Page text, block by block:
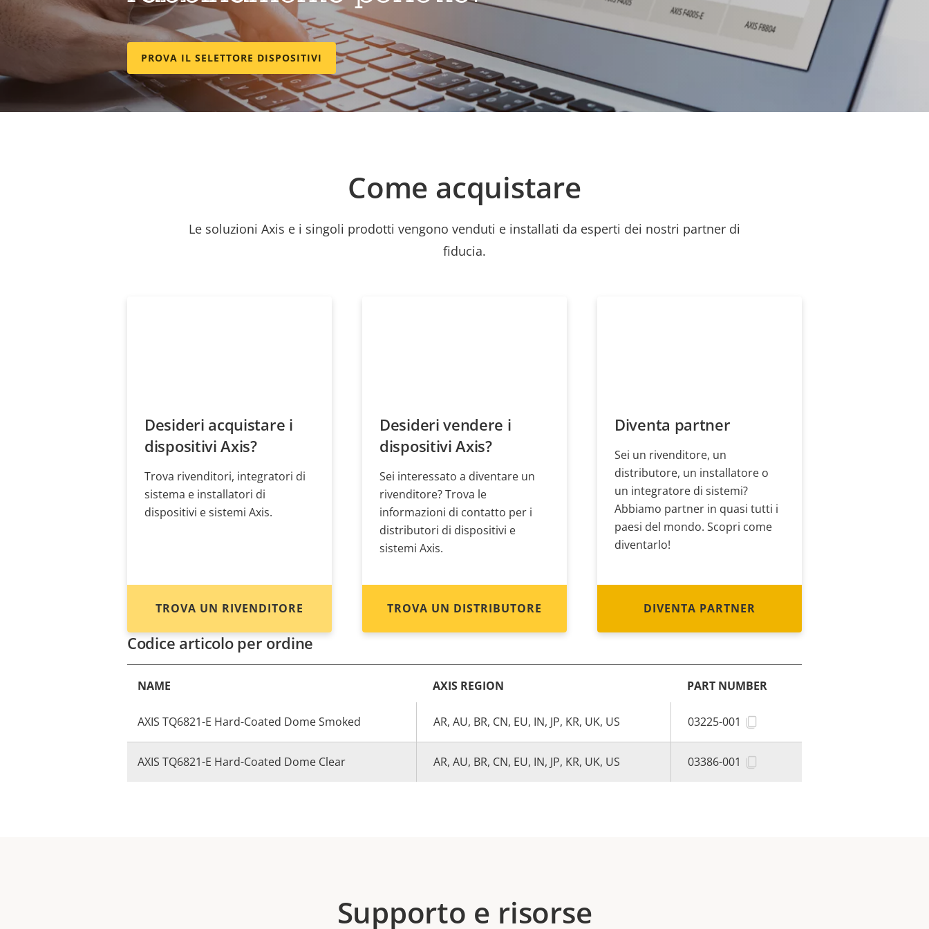
PROVA IL SELETTORE DISPOSITIVI
Come acquistare
Le soluzioni Axis e i singoli prodotti vengono venduti e installati da esperti dei nostri partner di
fiducia.
Desideri acquistare i
dispositivi Axis?
Trova rivenditori, integratori di
sistema e installatori di
dispositivi e sistemi Axis.
TROVA UN RIVENDITORE
Desideri vendere i
dispositivi Axis?
Sei interessato a diventare un
rivenditore? Trova le
informazioni di contatto per i
distributori di dispositivi e
sistemi Axis.
TROVA UN DISTRIBUTORE
Diventa partner
Sei un rivenditore, un
distributore, un installatore o
un integratore di sistemi?
Abbiamo partner in quasi tutti i
paesi del mondo. Scopri come
diventarlo!
DIVENTA PARTNER
Codice articolo per ordine
NAME AXIS REGION PART NUMBER
AXIS TQ6821-E Hard-Coated Dome Smoked AR, AU, BR, CN, EU, IN, JP, KR, UK, US 03225-001
AXIS TQ6821-E Hard-Coated Dome Clear AR, AU, BR, CN, EU, IN, JP, KR, UK, US 03386-001
Supporto e risorse